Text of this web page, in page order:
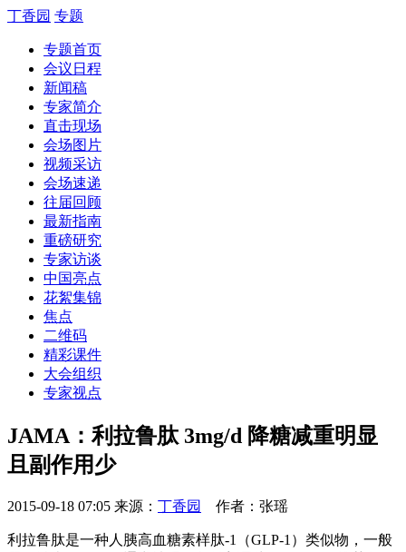
丁香园 专题
专题首页
会议日程
新闻稿
专家简介
直击现场
会场图片
视频采访
会场速递
往届回顾
最新指南
重磅研究
专家访谈
中国亮点
花絮集锦
焦点
二维码
精彩课件
大会组织
专家视点
JAMA：利拉鲁肽 3mg/d 降糖减重明显
且副作用少
2015-09-18 07:05 来源： 丁香园 作者：张瑶
利拉鲁肽是一种人胰高血糖素样肽-1（GLP-1）类似物，一般